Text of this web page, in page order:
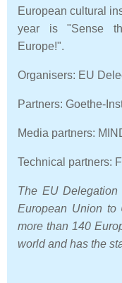
European cultural
year is "Sense
Europe!".
Organisers: EU
Partners: Goethe-
Media partners:
Technical partners:
The EU
European Union to
more than 140
world and has the